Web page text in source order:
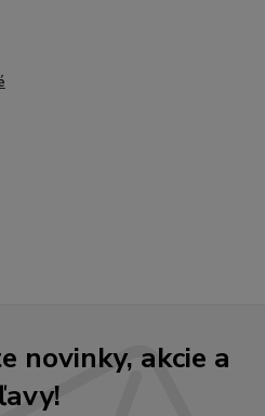
novinky, akcie a